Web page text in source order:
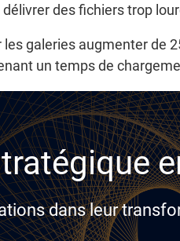
des fichiers trop
galeries augmenter de
un temps de
dans leur